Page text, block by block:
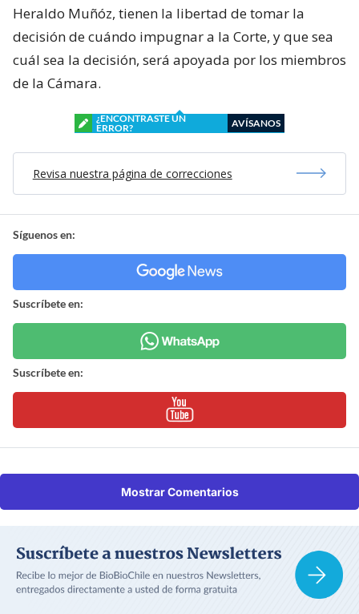
Heraldo Muñóz, tienen la libertad de tomar la
decisión de cuándo impugnar a la Corte, y que sea
cuál sea la decisión, será apoyada por los miembros
de la Cámara.
¿ENCONTRASTE UN
ERROR?
AVÍSANOS
Revisa nuestra página de correcciones
Síguenos en:
Suscríbete en:
Suscríbete en:
Mostrar Comentarios